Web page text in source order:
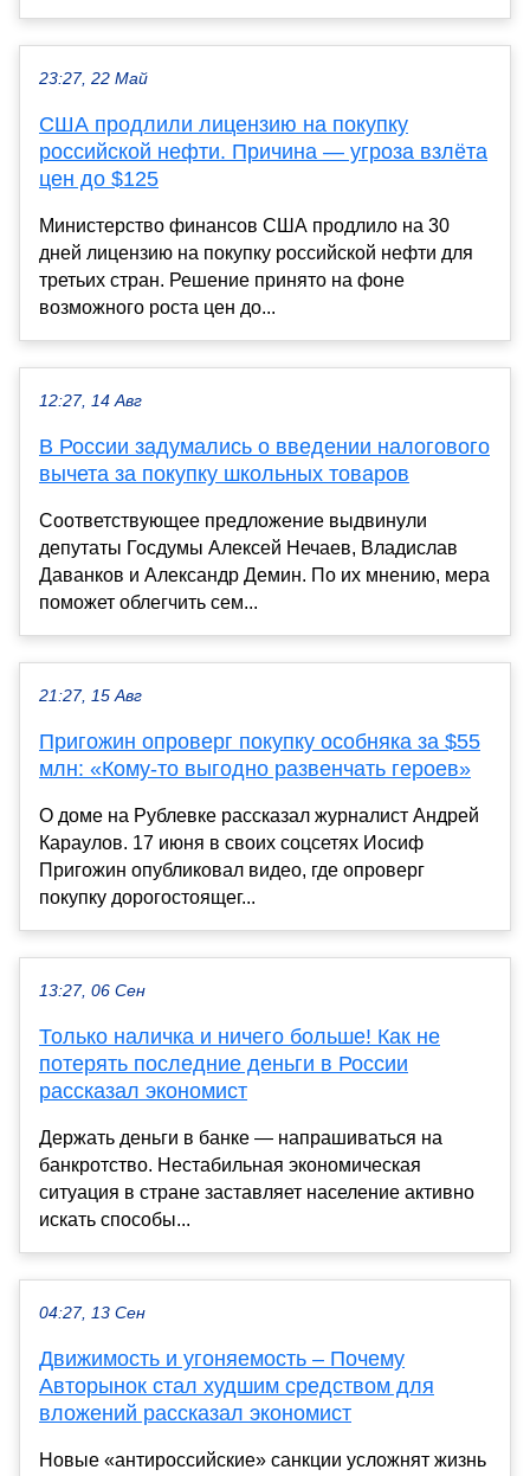
23:27, 22 Май
США продлили лицензию на покупку
российской нефти. Причина — угроза взлёта
цен до $125
Министерство финансов США продлило на 30
дней лицензию на покупку российской нефти для
третьих стран. Решение принято на фоне
возможного роста цен до...
12:27, 14 Авг
В России задумались о введении налогового
вычета за покупку школьных товаров
Соответствующее предложение выдвинули
депутаты Госдумы Алексей Нечаев, Владислав
Даванков и Александр Демин. По их мнению, мера
поможет облегчить сем...
21:27, 15 Авг
Пригожин опроверг покупку особняка за $55
млн: «Кому-то выгодно развенчать героев»
О доме на Рублевке рассказал журналист Андрей
Караулов. 17 июня в своих соцсетях Иосиф
Пригожин опубликовал видео, где опроверг
покупку дорогостоящег...
13:27, 06 Сен
Только наличка и ничего больше! Как не
потерять последние деньги в России
рассказал экономист
Держать деньги в банке — напрашиваться на
банкротство. Нестабильная экономическая
ситуация в стране заставляет население активно
искать способы...
04:27, 13 Сен
Движимость и угоняемость – Почему
Авторынок стал худшим средством для
вложений рассказал экономист
Новые «антироссийские» санкции усложнят жизнь